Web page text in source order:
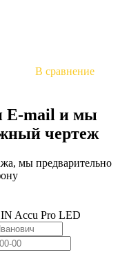
В сравнение
E-mail и мы
чертеж
мы предварительно
Accu Pro LED